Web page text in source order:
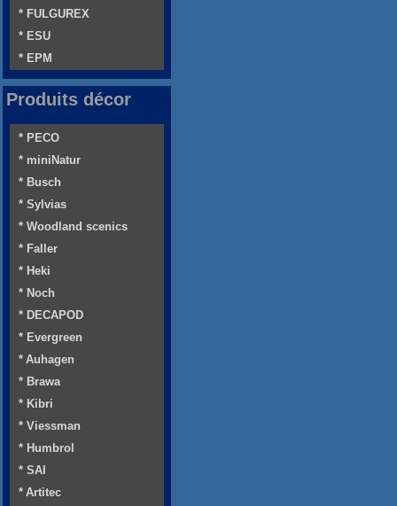
* FULGUREX
* ESU
* EPM
Produits décor
* PECO
* miniNatur
* Busch
* Sylvias
* Woodland scenics
* Faller
* Heki
* Noch
* DECAPOD
* Evergreen
* Auhagen
* Brawa
* Kibri
* Viessman
* Humbrol
* SAI
* Artitec